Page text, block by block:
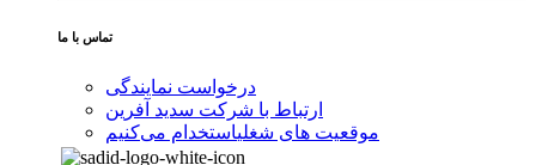
تماس با ما
درخواست نمایندگی
ارتباط با شرکت سدید آفرین
موقعیت های شغلیاستخدام ‌می‌کنیم